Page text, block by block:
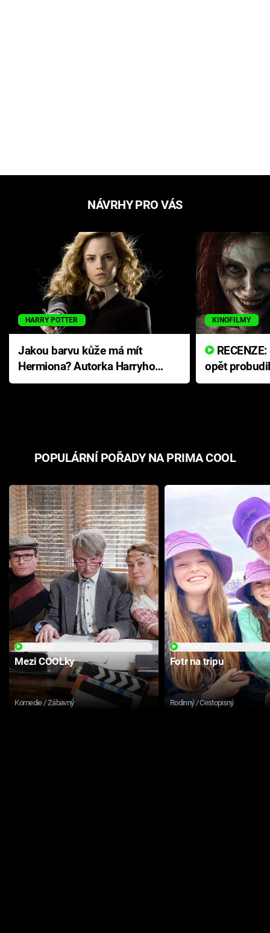
NÁVRHY PRO VÁS
HARRY POTTER
Jakou barvu kůže má mít
Hermiona? Autorka Harryho
Pottera přišla s ráznou
KINOFILMY
opět
přichází s
POPULÁRNÍ POŘADY NA PRIMA COOL
Mezi COOLky
Komedie / Zábavný
Fotr na tripu
Rodinný / Cestopisný